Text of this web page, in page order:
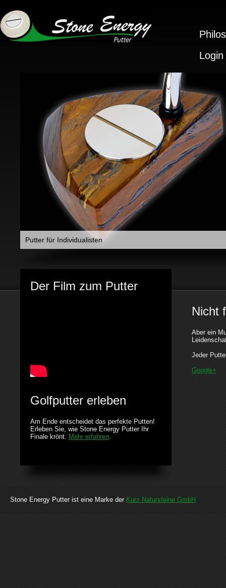
Login
Putter für Individualisten
Der Film zum Putter
Golfputter erleben
Am Ende entscheidet das perfekte Putten!
Erleben Sie, wie Stone Energy Putter Ihr
Finale krönt. Mehr erfahren.
Nicht
Aber ein
Jeder
Google+
Stone Energy Putter ist eine Marke der Kurz Natursteine GmbH